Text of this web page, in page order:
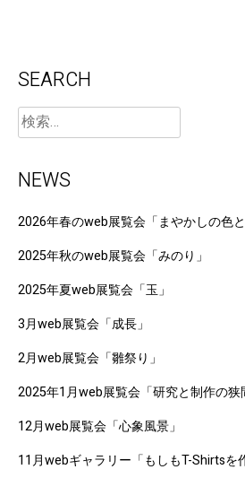
SEARCH
NEWS
2026年春のweb展覧会「まやかしの色と
2025年秋のweb展覧会「みのり」
2025年夏web展覧会「玉」
3月web展覧会「成長」
2月web展覧会「雛祭り」
2025年1月web展覧会「研究と制作の狭
12月web展覧会「心象風景」
11月webギャラリー「もしもT-Shirtsを